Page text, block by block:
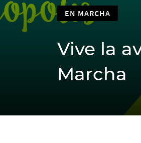
EN MARCHA
Vive la
Marcha